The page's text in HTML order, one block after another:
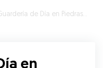
de Día en Piedras Blancas
en